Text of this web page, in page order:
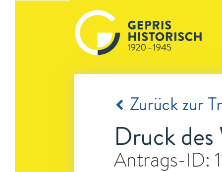
Zurück zur
Druck
Antrags-ID: